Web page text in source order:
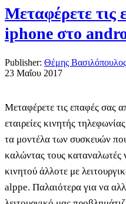
Μεταφέρετε τις
iphone στο
Publisher: Θέμης Βασιλόπουλος
23 Μαΐου 2017
Μεταφέρετε τις επαφές
εταιρείες κινητής
τα μοντέλα των συσκευών
καλώντας τους
κινητού άλλοτε με
alppe. Παλαιότερα για να